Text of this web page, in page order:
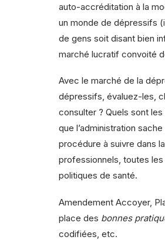
auto-accréditation à la
un monde de dépressifs
de gens soit disant bien
marché lucratif convoité
Avec le marché de la
dépressifs, évaluez-les,
consulter ? Quels sont
que l’administration
procédure à suivre dans
professionnels, toutes
politiques de santé.
Amendement Accoyer,
place des bonnes
codifiées, etc.